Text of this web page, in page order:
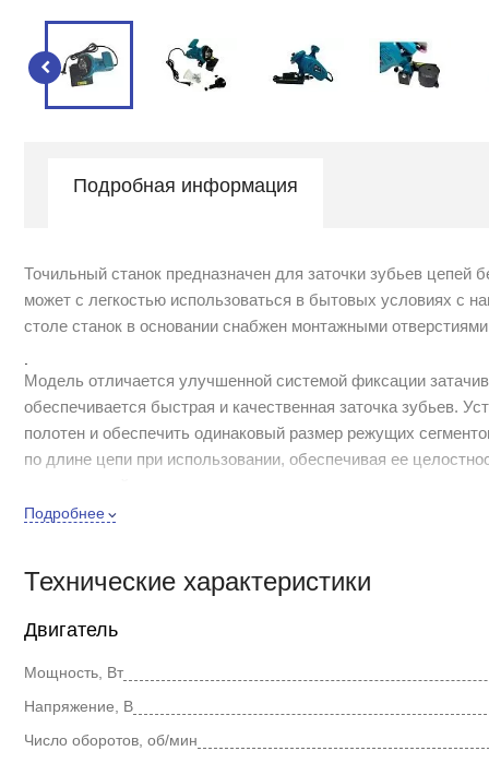
Подробная информация
Точильный станок предназначен для заточки зубьев цепей
может с легкостью использоваться в бытовых условиях с
столе станок в основании снабжен монтажными
Модель отличается улучшенной системой фиксации
обеспечивается быстрая и качественная заточка зубьев.
полотен и обеспечить одинаковый размер режущих
по длине цепи при использовании, обеспечивая ее
.
случайного включения, защита от попадания капель,
Подробнее
Технические характеристики
Двигатель
Мощность, Вт
Напряжение, В
Число оборотов, об/мин